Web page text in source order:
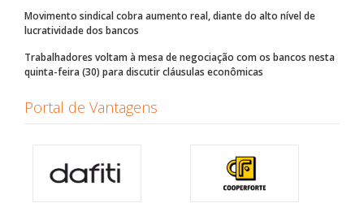
Movimento sindical cobra aumento real, diante do alto nível de
lucratividade dos bancos
Trabalhadores voltam à mesa de negociação com os bancos nesta
quinta-feira (30) para discutir cláusulas econômicas
Portal de Vantagens